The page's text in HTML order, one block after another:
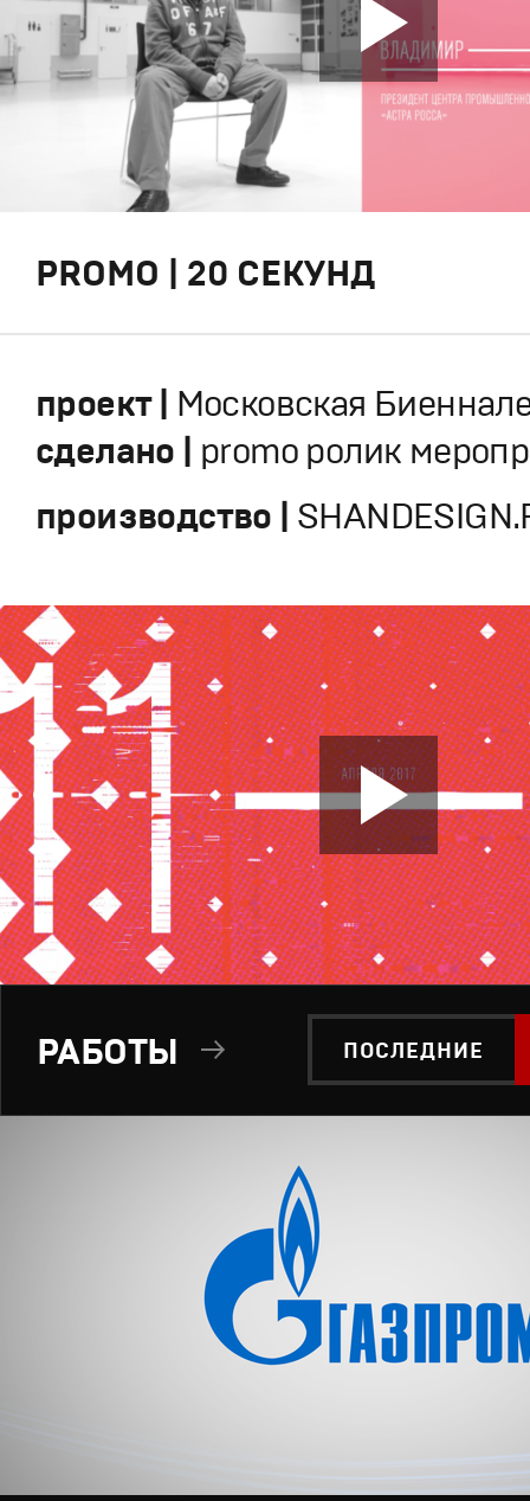
PROMO | 20 СЕКУНД
проект | Московская
сделано | promo ролик
производство |
ПОСЛЕДНИЕ
РАБОТЫ